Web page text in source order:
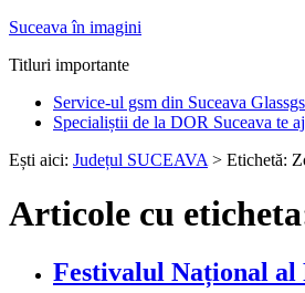
Suceava în imagini
Titluri importante
Service-ul gsm din Suceava
Specialiștii de la DOR Suceava te
Ești aici: Județul SUCEAVA > Etichetă:
Articole cu
Festivalul Național al